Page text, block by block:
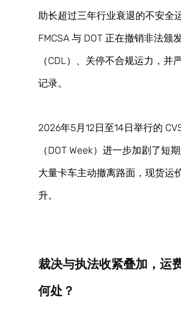
助长超过三年行业衰退的不安全
FMCSA 与 DOT 正在撤销非法颁
（CDL）、关停不合规运力，并
记录。
2026年5月12日至14日举行的
（DOT Week）进一步加剧了短
大量卡车主动撤离路面，现货运
升。
裁决与执法收紧叠加，运
何处？